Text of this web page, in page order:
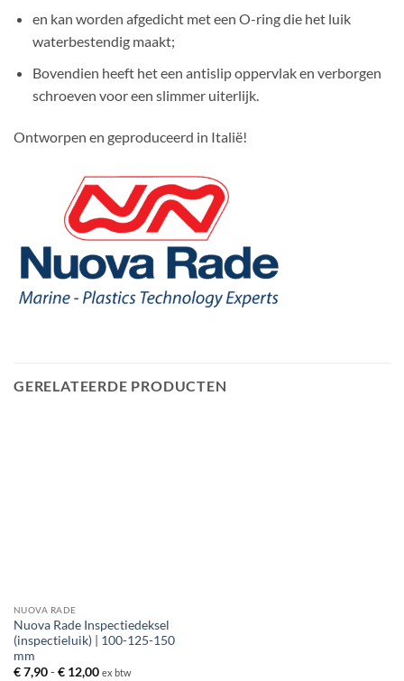
en kan worden afgedicht met een O-ring die het luik
waterbestendig maakt;
Bovendien heeft het een antislip oppervlak en verborgen
schroeven voor een slimmer uiterlijk.
Ontworpen en geproduceerd in Italië!
GERELATEERDE PRODUCTEN
NUOVA RADE
Nuova Rade Inspectiedeksel
(inspectieluik) | 100-125-150
mm
€7,90 - €12,00Prijsklasse:
ex btw